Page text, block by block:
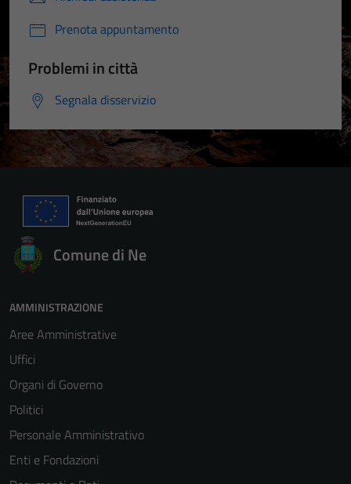
Prenota appuntamento
Problemi in città
Segnala disservizio
Comune di Ne
AMMINISTRAZIONE
Aree Amministrative
Uffici
Organi di Governo
Politici
Personale Amministrativo
Enti e Fondazioni